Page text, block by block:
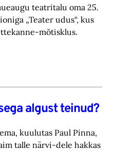
teatritalu oma 25.
„Teater ‎udus“, kus
mõtisklus.‎
algust teinud?
kuulutas Paul Pinna,
talle närvi-‎dele hakkas